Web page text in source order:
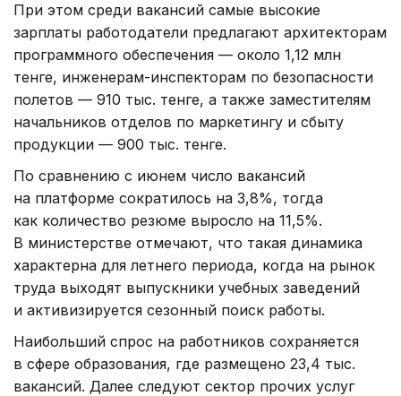
При этом среди вакансий самые высокие
зарплаты работодатели предлагают архитекторам
программного обеспечения — около 1,12 млн
тенге, инженерам-инспекторам по безопасности
полетов — 910 тыс. тенге, а также заместителям
начальников отделов по маркетингу и сбыту
продукции — 900 тыс. тенге.
По сравнению с июнем число вакансий
на платформе сократилось на 3,8%, тогда
как количество резюме выросло на 11,5%.
В министерстве отмечают, что такая динамика
характерна для летнего периода, когда на рынок
труда выходят выпускники учебных заведений
и активизируется сезонный поиск работы.
Наибольший спрос на работников сохраняется
в сфере образования, где размещено 23,4 тыс.
вакансий. Далее следуют сектор прочих услуг